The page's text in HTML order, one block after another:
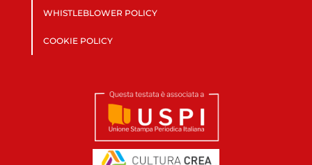
WHISTLEBLOWER POLICY
COOKIE POLICY